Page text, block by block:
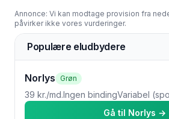
Annonce: Vi kan modtage provision fra
påvirker ikke vores vurderinger.
Populære eludbydere
Norlys Grøn
39 kr./md.Ingen bindingVariabel
Gå til Norlys →